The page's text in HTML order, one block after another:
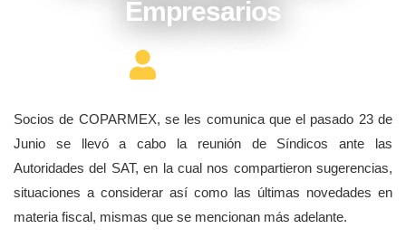
Empresarios
Socios de COPARMEX, se les comunica que el pasado 23 de
Junio se llevó a cabo la reunión de Síndicos ante las
Autoridades del SAT, en la cual nos compartieron sugerencias,
situaciones a considerar así como las últimas novedades en
materia fiscal, mismas que se mencionan más adelante.